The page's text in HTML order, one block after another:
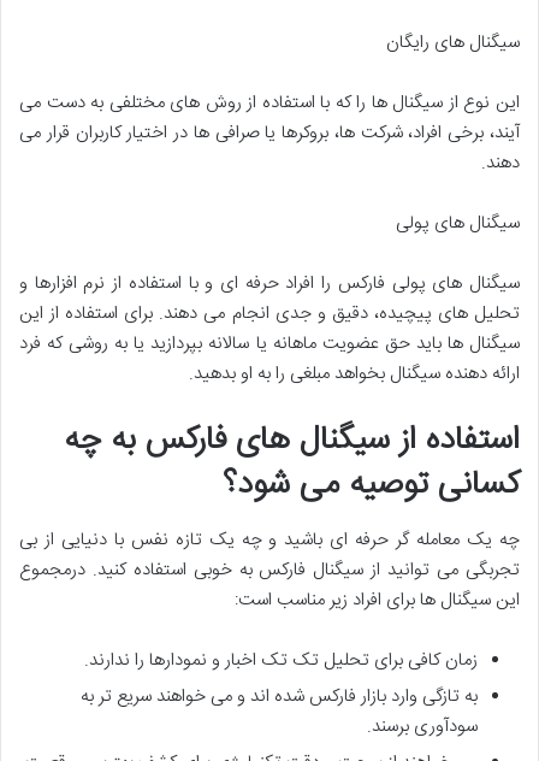
سیگنال های رایگان
این نوع از سیگنال ها را که با استفاده از روش های مختلفی به دست می
آیند، برخی افراد، شرکت ها، بروکرها یا صرافی ها در اختیار کاربران قرار می
دهند.
سیگنال های پولی
سیگنال های پولی فارکس را افراد حرفه ای و با استفاده از نرم افزارها و
تحلیل های پیچیده، دقیق و جدی انجام می دهند. برای استفاده از این
سیگنال ها باید حق عضویت ماهانه یا سالانه بپردازید یا به روشی که فرد
ارائه دهنده سیگنال بخواهد مبلغی را به او بدهید.
استفاده از سیگنال های فارکس به چه
کسانی توصیه می شود؟
چه یک معامله گر حرفه ای باشید و چه یک تازه نفس با دنیایی از بی
تجربگی می توانید از سیگنال فارکس به خوبی استفاده کنید. درمجموع
این سیگنال ها برای افراد زیر مناسب است:
زمان کافی برای تحلیل تک تک اخبار و نمودارها را ندارند.
به تازگی وارد بازار فارکس شده اند و می خواهند سریع تر به
سودآوری برسند.